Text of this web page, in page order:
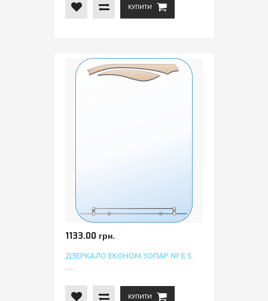
КУПИТИ
1133.00 грн.
ДЗЕРКАЛО ЕКОНОМ ЗОПАР № Е 5
.....
КУПИТИ